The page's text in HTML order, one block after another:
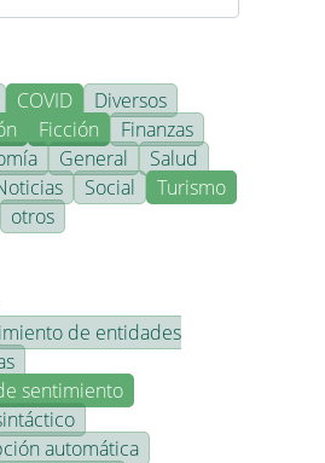
COVID
Diversos
Ficción
Finanzas
General
Salud
Social
Turismo
otros
de entidades
sentimiento
automática